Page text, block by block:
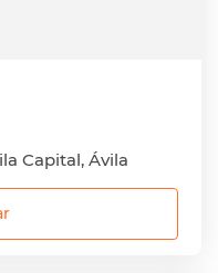
Capital, Ávila